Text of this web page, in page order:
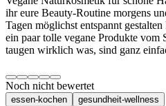
ihr eure Beauty-Routine morgens
Tagen möglichst entspannt
ein paar tolle vegane Produkte vom
taugen wirklich was, sind ganz
Noch nicht bewertet
essen-kochen gesundheit-wellness